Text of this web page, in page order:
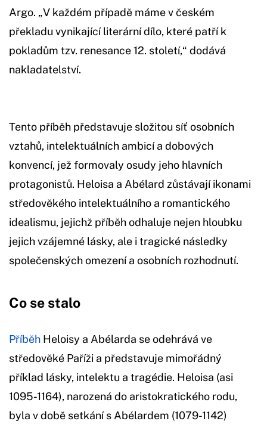
Argo. „V každém případě máme v českém
překladu vynikající literární dílo, které patří k
pokladům tzv. renesance 12. století,“ dodává
nakladatelství.
Tento příběh představuje složitou síť osobních
vztahů, intelektuálních ambicí a dobových
konvencí, jež formovaly osudy jeho hlavních
protagonistů. Heloisa a Abélard zůstávají ikonami
středověkého intelektuálního a romantického
idealismu, jejichž příběh odhaluje nejen hloubku
jejich vzájemné lásky, ale i tragické následky
společenských omezení a osobních rozhodnutí.
Co se stalo
Příběh Heloisy a Abélarda se odehrává ve
středověké Paříži a představuje mimořádný
příklad lásky, intelektu a tragédie. Heloisa (asi
1095-1164), narozená do aristokratického rodu,
byla v době setkání s Abélardem (1079-1142)